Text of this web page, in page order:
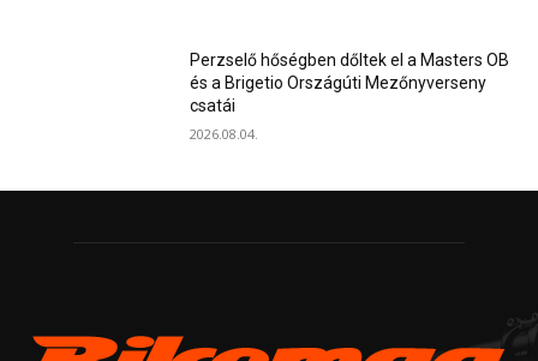
Perzselő hőségben dőltek el a Masters OB
és a Brigetio Országúti Mezőnyverseny
csatái
2026.08.04.